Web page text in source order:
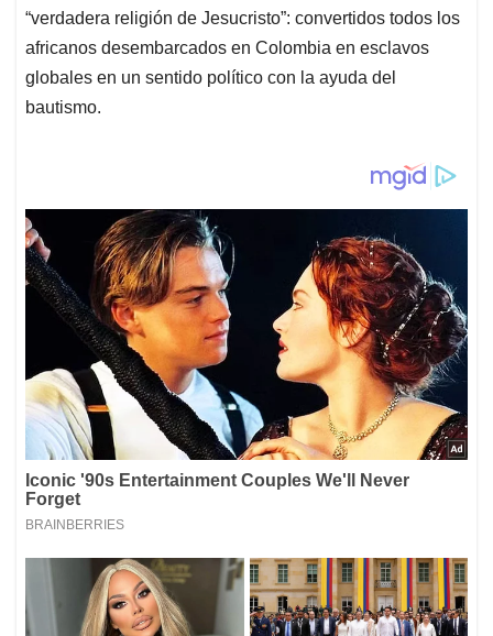
“verdadera religión de Jesucristo”: convertidos todos los
africanos desembarcados en Colombia en esclavos
globales en un sentido político con la ayuda del
bautismo.